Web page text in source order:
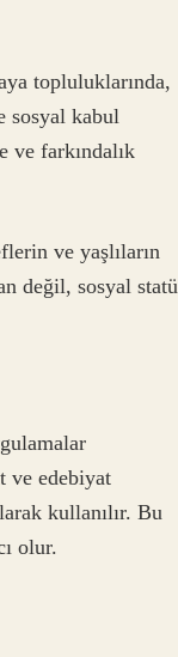
topluluklarında,
sosyal kabul
ve farkındalık
ve yaşlıların
değil, sosyal statü
ve edebiyat
kullanılır. Bu
olur.